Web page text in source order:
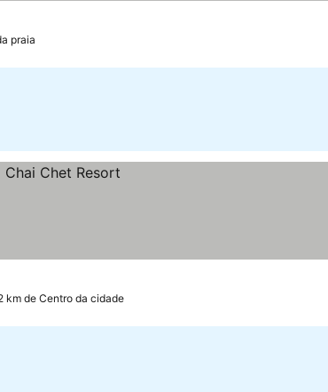
praia
km de Centro da cidade